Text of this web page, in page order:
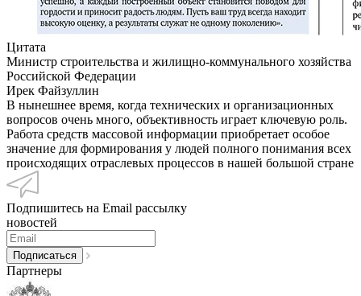
Цитата
Министр строительства и жилищно-коммунального хозяйства
Российской Федерации
Ирек Файзуллин
В нынешнее время, когда технических и организационных
вопросов очень много, объективность играет ключевую роль.
Работа средств массовой информации приобретает особое
значение для формирования у людей полного понимания всех
происходящих отраслевых процессов в нашей большой стране
Подпишитесь на Email рассылку
новостей
Партнеры